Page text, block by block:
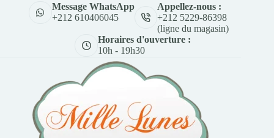
Message WhatsApp
+212 610406045
Appellez-nous :
+212 5229-86398
(ligne du magasin)
Horaires d'ouverture :
10h - 19h30